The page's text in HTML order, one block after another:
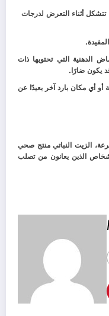
تتشكل أثناء التعرض لدرجات
الدهنية التي تحتويها ذات
يكون ضارًا.
أو أي مكان بارد آخر بعيدًا عن
الزيت النباتي منتج صحي
الذين يعانون من تصلب